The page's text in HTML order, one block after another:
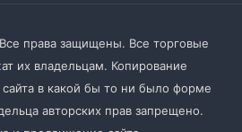
права защищены. Все торговые
их владельцам. Копирование
в какой бы то ни было форме
авторских прав запрещено.